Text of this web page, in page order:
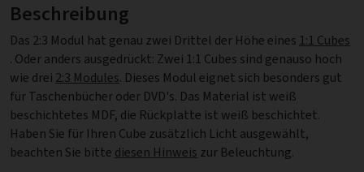
Beschreibung
Das 2:3 Modul hat genau zwei Drittel der Höhe eines 1:1 Cubes
. Oder anders ausgedrückt: Zwei 1:1 Cubes sind genauso hoch
wie drei 2:3 Modules. Dieses Modul eignet sich besonders gut
für Taschenbücher oder DVD's. Das Material ist weiß
beschichtetes MDF, die Rückplatte ist weiß beschichtet.
Haben Sie für Ihren Cube zusätzlich Licht ausgewählt,
beachten Sie bitte diesen Hinweis zur Beleuchtung.